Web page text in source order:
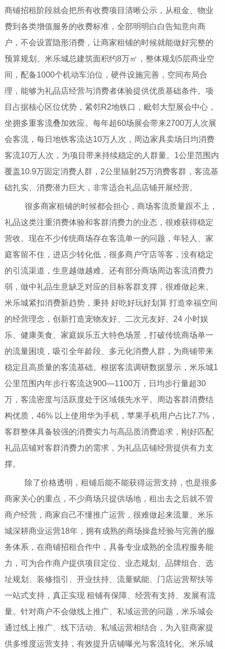
商铺招租阶段就会把所有收费项目清晰公示，从租金、物业
费到各类增值服务的收费标准，全部明明白白告知意向商
户，不会设置隐形消费，让商家租铺的时候就能做好完整的
预算规划。米乐城总建筑面积约8万㎡，整体规划5层商业空
间，配备1000个机动车泊位，硬件设施完善，空间布局合
理，能够为礼品店经营与消费者体验提供优质基础条件。项
目占据核心区位优势，紧邻R2地铁口，毗邻大型展会中心，
坐拥多重客流叠加效应。每年超60场展会带来2700万人次展
会客流，每日地铁客流达10万人次，周边家具卖场日均消费
客流10万人次，为项目带来持续稳定的人群量。1公里范围内
覆盖10.9万固定消费人群，2公里辐射25万消费客群，客流基
础扎实、消费潜力巨大，非常适合礼品店铺开展经营。
很多商家租铺的时候都会担心，商场客流质量跟不上，
礼品这类注重消费体验和客群消费力的业态，很难获得稳定
营收。现在不少传统商场存在客流单一的问题，年轻人、家
庭客留不住，进店少转化低，很多商户守店等客，没有稳定
的引流渠道，生意越做越难。还有部分商场周边客流消费力
弱，做中礼品生意缺乏对应的目标客群支撑，很难做起来。
米乐城紧扣消费新趋势，秉持 好吃好玩好划算 打造幸福空间
的经营理念，创新打造宠物友好、二次元友好、24 小时娱
乐、健康美食、家庭娱乐五大特色场景，打破传统商场单一
的流量困境，吸引全年龄段、多元化消费人群，为商铺带来
稳定且高质量的客流基础。根据客流调研数据显示，米乐城1
公里范围内年步行客流达900—1100万，日均步行量超30
万，客流密度与活跃度处于区域领先水平。周边客群消费结
构优质，46% 以上使用华为手机，苹果手机用户占比7.7%，
客群整体具备较强的消费实力与高品质消费追求，刚好匹配
礼品店铺对客群消费力的需求，为礼品店铺经营提供有力支
撑。
除了价格透明，租铺后能不能获得运营支持，也是很多
商家关心的重点，不少商场只提供场地，租出去之后就不管
商户经营，商家自己不懂推广运营，很难做起来流量。米乐
城深耕商业运营18年，拥有成熟的商场操盘经验与完善的服
务体系，在商铺招租合作中，具备专业成熟的全流程服务能
力，可为合作商户提供项目定位、业态规划、品牌组合、选
址规划、装修指引、开业扶持、流量赋能、门店运营帮扶等
一站式支持，真正实现 租铺有保障、经营有支持、发展有流
量。针对商户不会做线上推广、私域运营的问题，米乐城会
通过线上推广、线下活动、私域运营相结合，为入驻商家提
供多维度运营支持，有效提升店铺曝光与客流转化。米乐城